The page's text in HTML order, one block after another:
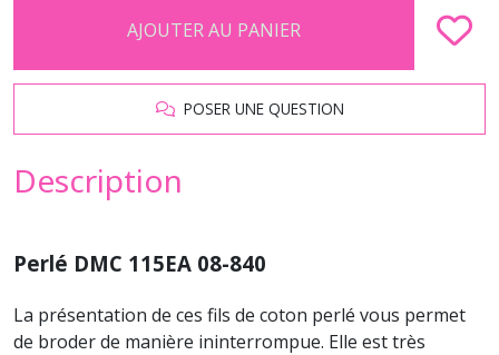
AJOUTER AU PANIER
POSER UNE QUESTION
Description
Perlé DMC 115EA 08-840
La présentation de ces fils de coton perlé vous permet
de broder de manière ininterrompue. Elle est très